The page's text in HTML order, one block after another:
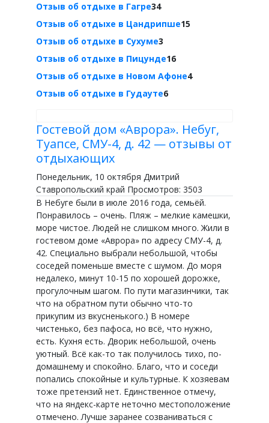
Отзыв об отдыхе в Гагре34
Отзыв об отдыхе в Цандрипше15
Отзыв об отдыхе в Сухуме3
Отзыв об отдыхе в Пицунде16
Отзыв об отдыхе в Новом Афоне4
Отзыв об отдыхе в Гудауте6
Гостевой дом «Аврора». Небуг,
Туапсе, СМУ-4, д. 42 — отзывы от
отдыхающих
Понедельник, 10 октября Дмитрий
Ставропольский край Просмотров: 3503
В Небуге были в июле 2016 года, семьёй.
Понравилось – очень. Пляж – мелкие камешки,
море чистое. Людей не слишком много. Жили в
гостевом доме «Аврора» по адресу СМУ-4, д.
42. Специально выбрали небольшой, чтобы
соседей поменьше вместе с шумом. До моря
недалеко, минут 10-15 по хорошей дорожке,
прогулочным шагом. По пути магазинчики, так
что на обратном пути обычно что-то
прикупим из вкусненького.) В номере
чистенько, без пафоса, но всё, что нужно,
есть. Кухня есть. Дворик небольшой, очень
уютный. Всё как-то так получилось тихо, по-
домашнему и спокойно. Благо, что и соседи
попались спокойные и культурные. К хозяевам
тоже претензий нет. Единственное отмечу,
что на яндекс-карте неточно местоположение
отмечено. Лучше заранее созваниваться с